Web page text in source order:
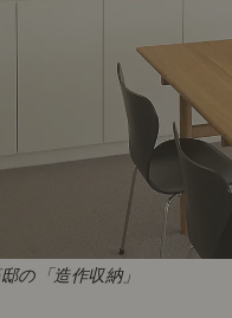
の「造作収納」